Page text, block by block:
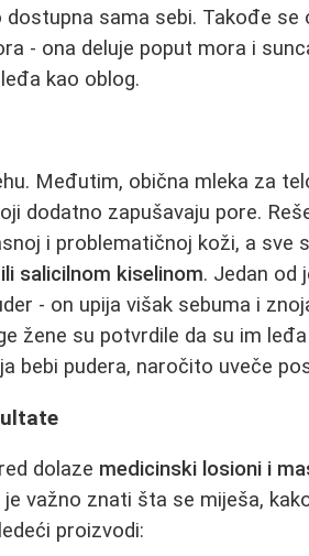
sama sebi. Takođe se
- ona deluje poput mora i
kao oblog.
Međutim, obična mleka za
dodatno zapušavaju pore.
i problematičnoj koži, a sve
salicilnom kiselinom. Jedan od
- on upija višak sebuma i
žene su potvrdile da su im
bebi pudera, naročito uveče
dolaze medicinski losioni i
važno znati šta se miješa,
proizvodi: